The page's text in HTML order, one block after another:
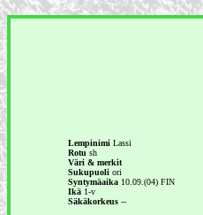
LempinimiLassi
Rotu sh
Väri & merkit
Sukupuoliori
Syntymäaika10.09.(04) FIN
Ikä1-v
Säkäkorkeus--